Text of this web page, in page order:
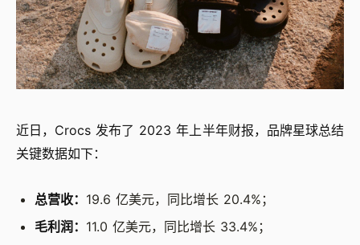
近日，Crocs 发布了 2023 年上半年财报，品牌星球总结
关键数据如下：
总营收： 19.6 亿美元，同比增长 20.4%；
毛利润： 11.0 亿美元，同比增长 33.4%；